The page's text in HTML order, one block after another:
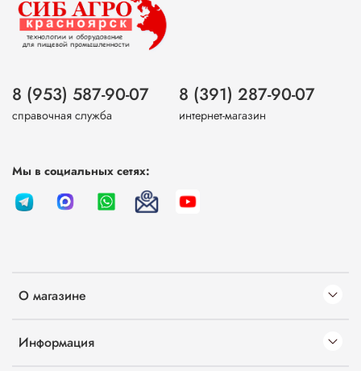
О магазине
Информация
8 (953) 587-90-07
справочная служба
8 (391) 287-90-07
интернет-магазин
Мы в социальных сетях: